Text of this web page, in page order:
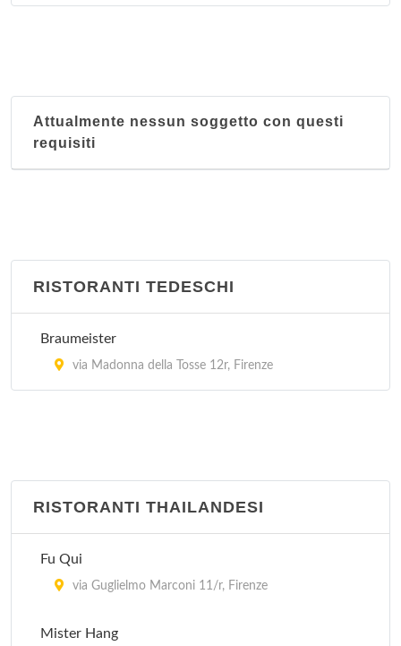
Attualmente nessun soggetto con questi
requisiti
RISTORANTI TEDESCHI
Braumeister
via Madonna della Tosse 12r, Firenze
RISTORANTI THAILANDESI
Fu Qui
via Guglielmo Marconi 11/r, Firenze
Mister Hang